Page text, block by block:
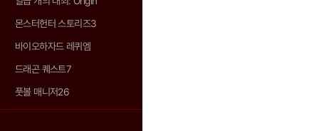
몬스터헌터 스토리즈3
바이오하자드 레퀴엠
드래곤 퀘스트7
풋볼 매니저26